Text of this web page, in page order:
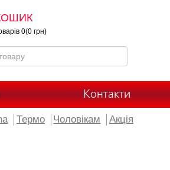
0(0 грн)
Контакти
Термо Чоловікам Акція